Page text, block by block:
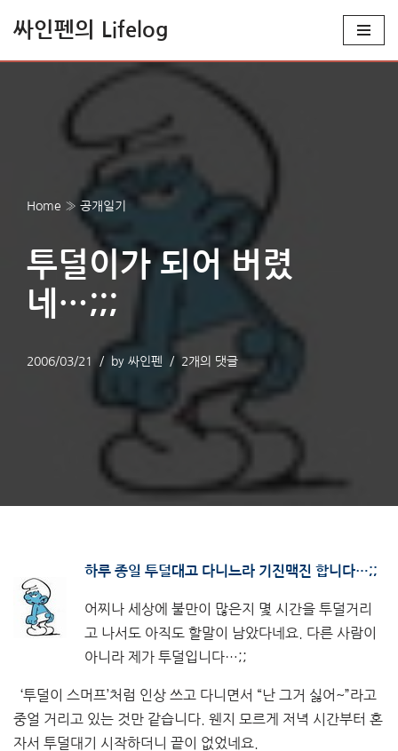
싸인펜의 Lifelog
Home » 공개일기
투덜이가 되어 버렸
네…;;;
2006/03/21 by 싸인펜 2개의 댓글
하루 종일 투덜대고 다니느라 기진맥진 합니다…;;
어찌나 세상에 불만이 많은지 몇 시간을 투덜거리
고 나서도 아직도 할말이 남았다네요. 다른 사람이
아니라 제가 투덜입니다…;;
‘투덜이 스머프’처럼 인상 쓰고 다니면서 “난 그거 싫어~”라고
중얼 거리고 있는 것만 같습니다. 웬지 모르게 저녁 시간부터 혼
자서 투덜대기 시작하더니 끝이 없었네요.